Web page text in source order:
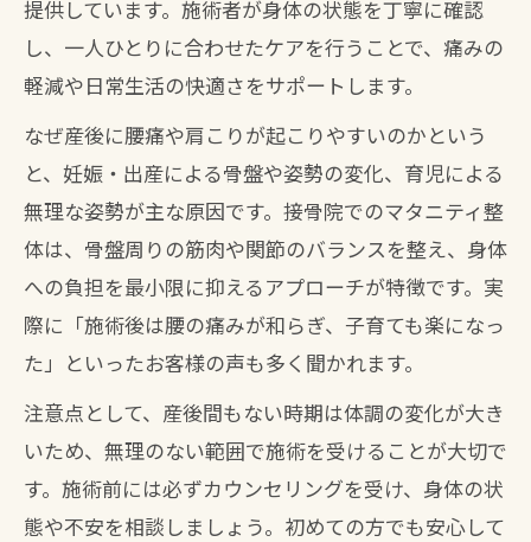
提供しています。施術者が身体の状態を丁寧に確認
し、一人ひとりに合わせたケアを行うことで、痛みの
軽減や日常生活の快適さをサポートします。
なぜ産後に腰痛や肩こりが起こりやすいのかという
と、妊娠・出産による骨盤や姿勢の変化、育児による
無理な姿勢が主な原因です。接骨院でのマタニティ整
体は、骨盤周りの筋肉や関節のバランスを整え、身体
への負担を最小限に抑えるアプローチが特徴です。実
際に「施術後は腰の痛みが和らぎ、子育ても楽になっ
た」といったお客様の声も多く聞かれます。
注意点として、産後間もない時期は体調の変化が大き
いため、無理のない範囲で施術を受けることが大切で
す。施術前には必ずカウンセリングを受け、身体の状
態や不安を相談しましょう。初めての方でも安心して